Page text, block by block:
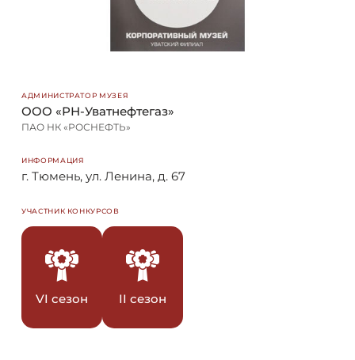
АДМИНИСТРАТОР МУЗЕЯ
ООО «РН-Уватнефтегаз»
ПАО НК «РОСНЕФТЬ»
ИНФОРМАЦИЯ
г. Тюмень, ул. Ленина, д. 67
УЧАСТНИК КОНКУРСОВ
VI сезон II сезон